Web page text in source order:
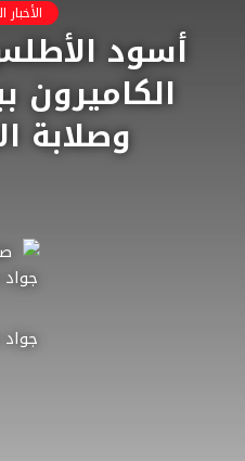
الأخبار
أسود
الكاميرون
وصلابة